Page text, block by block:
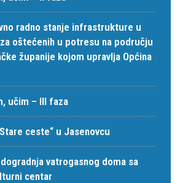
radno stanje infrastrukture u
oštećenih u potresu na području
županije kojom upravlja Općina
učim – III faza
ceste“ u Jasenovcu
vatrogasnog doma sa
centar